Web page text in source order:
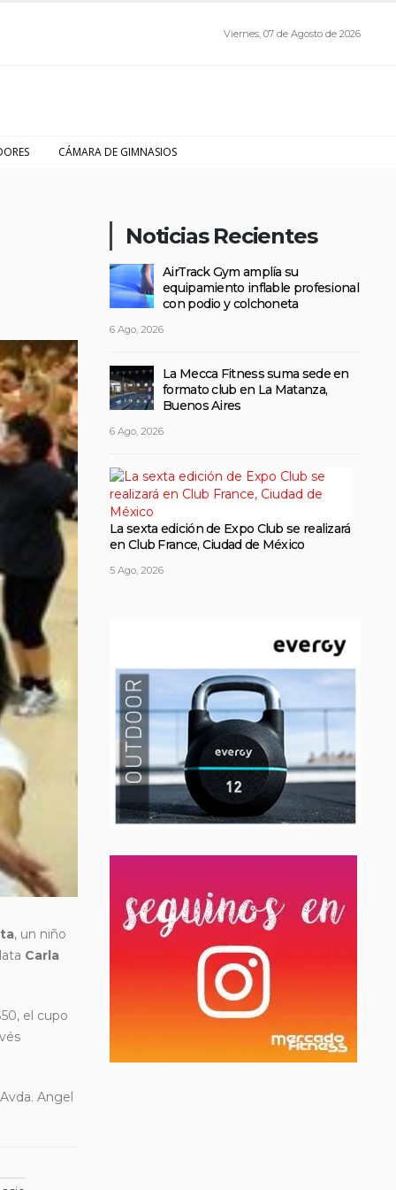
Viernes, 07 de Agosto de 2026
CÁMARA DE GIMNASIOS
, un niño
Carla
el cupo
Angel
Noticias Recientes
AirTrack Gym amplía su
equipamiento inflable profesional
con podio y colchoneta
6 Ago, 2026
La Mecca Fitness suma sede en
formato club en La Matanza,
Buenos Aires
6 Ago, 2026
La sexta edición de Expo Club se realizará
en Club France, Ciudad de México
5 Ago, 2026